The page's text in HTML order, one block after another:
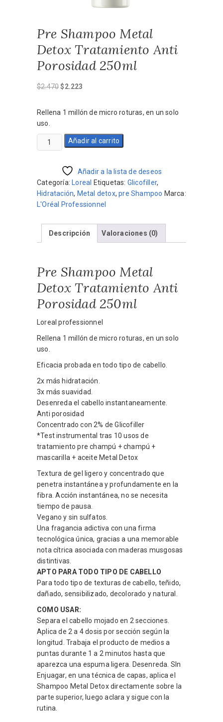
Pre Shampoo Metal
Detox Tratamiento Anti
Porosidad 250ml
$2.470El
original
$2.223
actual
Rellena 1 millón de micro roturas, en un solo
uso.
Shampoo
Tratamiento
Anti
Porosidad
cantidad
Añadir al carrito
Añadir a la lista de deseos
Categoría:
Loreal Etiquetas: Glicofiller,
Hidratación, Metal detox,pre Shampoo Marca:
L'Oréal Professionnel
Descripción Valoraciones (0)
Pre Shampoo Metal
Detox Tratamiento Anti
Porosidad 250ml
Loreal professionnel
Rellena 1 millón de micro roturas, en un solo
uso.
Eficacia probada en todo tipo de cabello.
2x más hidratación.
3x más suavidad.
Desenreda el cabello instantaneamente.
Anti porosidad
Concentrado con 2% de Glicofiller
*Test instrumental tras 10 usos de
tratamiento pre champú + champú +
mascarilla + aceite Metal Detox
Textura de gel ligero y concentrado que
penetra instantánea y profundamente en la
fibra. Acción instantánea, no se necesita
tiempo de pausa.
Vegano y sin sulfatos.
Una fragancia adictiva con una firma
tecnológica única, gracias a una memorable
nota cítrica asociada con maderas musgosas
distintivas.
APTO PARA TODO TIPO DE CABELLO
Para todo tipo de texturas de cabello, teñido,
dañado, sensibilizado, decolorado y natural.
COMO USAR:
Separa el cabello mojado en 2 secciones.
Aplica de 2 a 4 dosis por sección según la
longitud. Trabaja el producto de medios a
puntas durante 1 a 2 minutos hasta que
aparezca una espuma ligera. Desenreda. SIn
Enjuagar, en una técnica de capas, aplica el
Shampoo Metal Detox directamente sobre la
parte superior, luego aclara y sigue con la
rutina.